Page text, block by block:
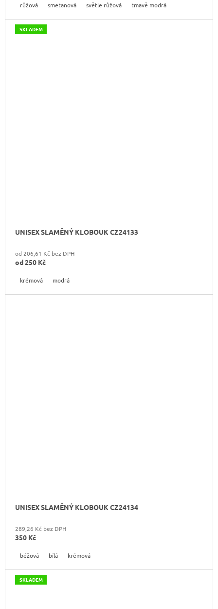
růžová smetanová světle růžová tmavě modrá
SKLADEM
UNISEX SLAMĚNÝ KLOBOUK CZ24133
od 206,61 Kč bez DPH
od250 Kč
krémová modrá
UNISEX SLAMĚNÝ KLOBOUK CZ24134
289,26 Kč bez DPH
350 Kč
béžová bílá krémová
SKLADEM